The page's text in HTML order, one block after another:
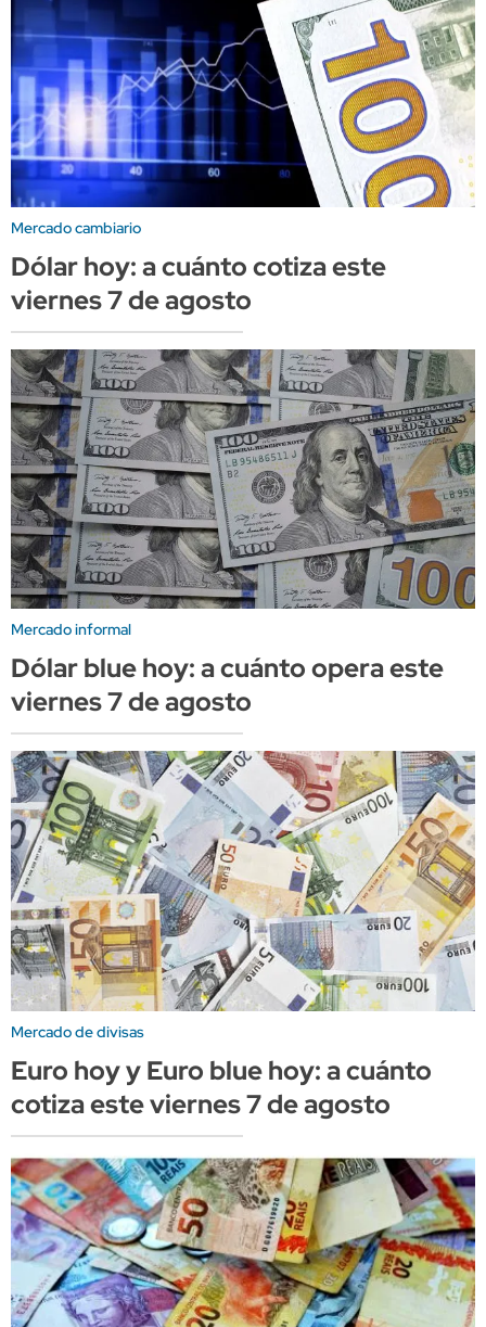
Mercado cambiario
Dólar hoy: a cuánto cotiza este
viernes 7 de agosto
Mercado informal
Dólar blue hoy: a cuánto opera este
viernes 7 de agosto
Mercado de divisas
Euro hoy y Euro blue hoy: a cuánto
cotiza este viernes 7 de agosto